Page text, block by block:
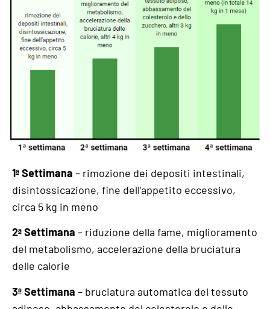
1ª Settimana – rimozione dei depositi intestinali,
disintossicazione, fine dell’appetito eccessivo,
circa 5 kg in meno
2ª Settimana – riduzione della fame, miglioramento
del metabolismo, accelerazione della bruciatura
delle calorie
3ª Settimana – bruciatura automatica del tessuto